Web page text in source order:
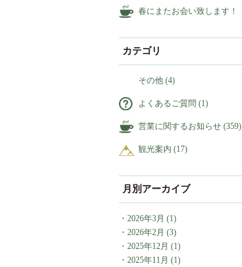
春にまたお会い致します！
カテゴリ
その他 (4)
よくあるご質問 (1)
営業に関するお知らせ (359)
観光案内 (17)
月別アーカイブ
・ 2026年3月 (1)
・ 2026年2月 (3)
・ 2025年12月 (1)
・ 2025年11月 (1)